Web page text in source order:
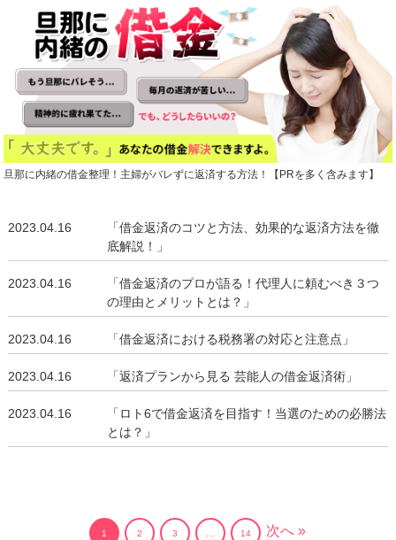
旦那に内緒の借金整理！主婦がバレずに返済する方法！【PRを多く含みます】
2023.04.16
「借金返済のコツと方法、効果的な返済方法を徹
底解説！」
2023.04.16
「借金返済のプロが語る！代理人に頼むべき３つ
の理由とメリットとは？」
2023.04.16 「借金返済における税務署の対応と注意点」
2023.04.16 「返済プランから見る 芸能人の借金返済術」
2023.04.16
「ロト6で借金返済を目指す！当選のための必勝法
とは？」
1 2 3 14 次へ »